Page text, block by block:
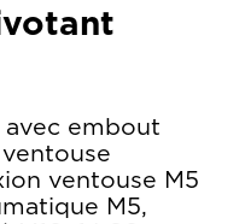
embout
ventouse M5
M5,